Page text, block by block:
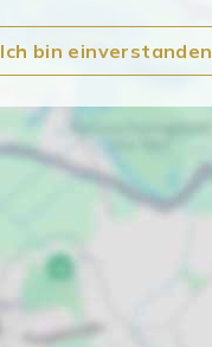
Ich bin einverstanden